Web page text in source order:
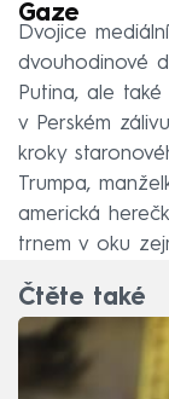
Gaze
Dvojice
dvouhodinové
Putina, ale
v Perském
kroky
Trumpa,
americká
trnem v oku
Čtěte také